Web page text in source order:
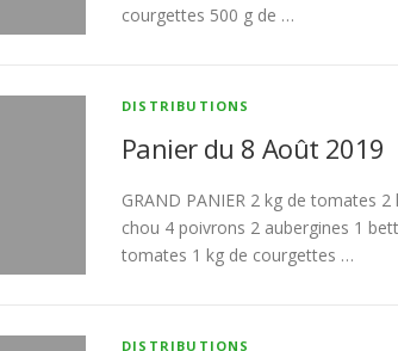
courgettes 500 g de …
DISTRIBUTIONS
Panier du 8 Août 2019
GRAND PANIER 2 kg de tomates
chou 4 poivrons 2 aubergines 1
tomates 1 kg de courgettes …
DISTRIBUTIONS